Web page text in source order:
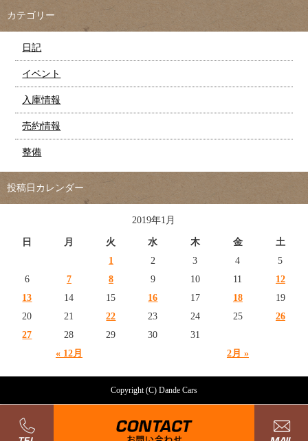
カテゴリー
日記
イベント
入庫情報
売約情報
整備
投稿日カレンダー
2019年1月
日 月 火 水 木 金 土
« 12月 2月 »
1 2 3 4
5
6
7 8 9 10 11
12
13
14 15 16 17 18
19
20
21 22 23 24 25
26
27
28 29 30 31
Copyright (C) Dande Cars